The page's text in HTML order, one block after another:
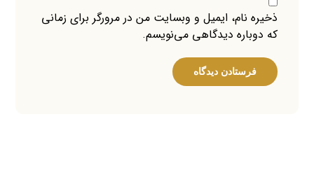
ذخیره نام، ایمیل و وبسایت من در مرورگر برای زمانی
که دوباره دیدگاهی می‌نویسم.